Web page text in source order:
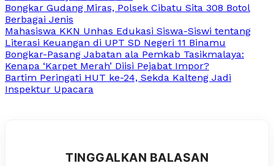
Bongkar Gudang Miras, Polsek Cibatu Sita 308 Botol
Berbagai Jenis
Mahasiswa KKN Unhas Edukasi Siswa-Siswi tentang
Literasi Keuangan di UPT SD Negeri 11 Binamu
Bongkar-Pasang Jabatan ala Pemkab Tasikmalaya:
Kenapa ‘Karpet Merah’ Diisi Pejabat Impor?
Bartim Peringati HUT ke-24, Sekda Kalteng Jadi
Inspektur Upacara
TINGGALKAN BALASAN